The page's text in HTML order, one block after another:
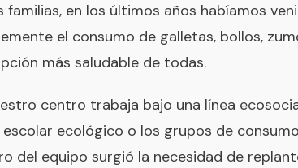
familias, en los últimos años habíamos
el consumo de galletas, bollos,
más saludable de todas.
centro trabaja bajo una línea
ecológico o los grupos de
del equipo surgió la necesidad de